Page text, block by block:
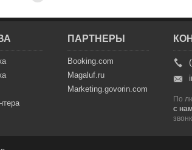
ПАРТНЕРЫ
Booking.com
Magaluf.ru
Marketing.govorin.com
По
с